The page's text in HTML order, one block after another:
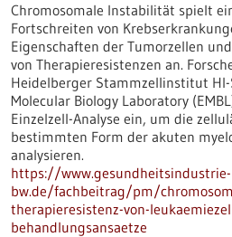
Chromosomale Instabilität spielt
Fortschreiten von
Eigenschaften der Tumorzellen
von Therapieresistenzen an.
Heidelberger Stammzellinstitut HI-
Molecular Biology Laboratory
Einzelzell-Analyse ein, um die
bestimmten Form der akuten
analysieren.
https://www.gesundheitsindustrie-
bw.de/fachbeitrag/pm/
therapieresistenz-von-
behandlungsansaetze